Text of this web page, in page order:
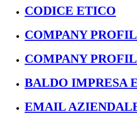
CODICE ETICO
COMPANY
COMPANY
BALDO IMPRESA
EMAIL